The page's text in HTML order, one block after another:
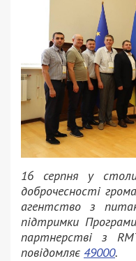
16 серпня у
доброчесності
агентство з
підтримки
партнерстві з
повідомляє 49000.